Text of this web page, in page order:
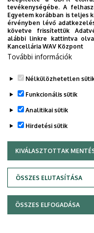
kapcsolatban illetve
mentálhigiénés
Mentálhigiénés és
unideb.hu
A fogyatékosság
Legutóbbi frissítés: 2022.
Adatvédelem
tevékenységébe. A
Egyetem korábban is
érvényben lévő
követve frissítettük
alábbi linkre kattintva
Kancellária WAV Központ
További információk
Nélkülözhetetlen
Funkcionális sütik
Analitikai sütik
Hirdetési sütik
KIVÁLASZTOTTAK
ÖSSZES ELUTASÍTÁSA
WITHDRAW CONSENT
ÖSSZES ELFOGADÁSA